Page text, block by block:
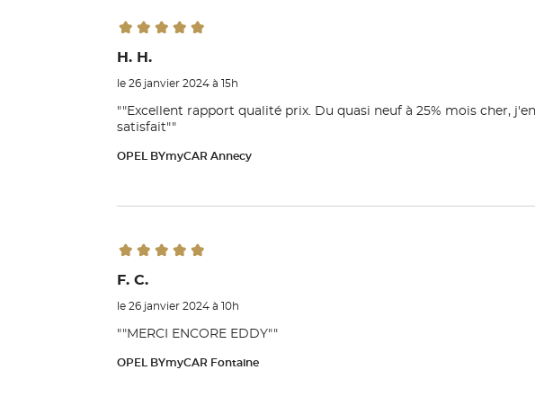
H. H.
le 26 janvier 2024 à 15h
""Excellent rapport qualité prix. Du quasi neuf à 25% mois cher,
satisfait""
OPEL BYmyCAR Annecy
F. C.
le 26 janvier 2024 à 10h
""MERCI ENCORE EDDY""
OPEL BYmyCAR Fontaine